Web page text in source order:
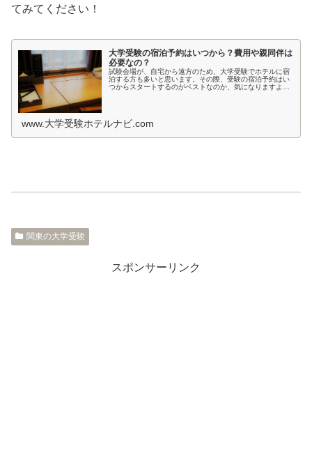
てみてください！
大学受験の宿泊予約はいつから？費用や親同伴は
必要なの？
試験会場が、自宅から遠方のため、大学受験でホテルに宿
泊する方も多いと思います。その際、受験の宿泊予約はい
つからスタートするのがベストなのか、気になりますよ
www.大学受験ホテルナビ.com
関東の大学受験
スポンサーリンク